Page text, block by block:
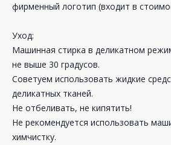
фирменный логотип (входит в
Уход:
Машинная стирка в деликатном
не выше 30 градусов.
Советуем использовать жидкие
деликатных тканей.
Не отбеливать, не кипятить!
Не рекомендуется использовать
химчистку.